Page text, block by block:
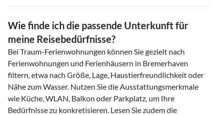
Wie finde ich die passende Unterkunft für
meine Reisebedürfnisse?
Bei Traum-Ferienwohnungen können Sie gezielt nach
Ferienwohnungen und Ferienhäusern in Bremerhaven
filtern, etwa nach Größe, Lage, Haustierfreundlichkeit oder
Nähe zum Wasser. Nutzen Sie die Ausstattungsmerkmale
wie Küche, WLAN, Balkon oder Parkplatz, um Ihre
Bedürfnisse zu konkretisieren. Lesen Sie zudem die